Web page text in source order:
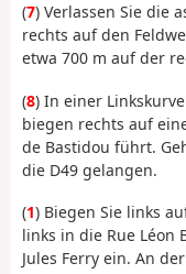
(7) Verlassen Sie die
rechts auf den
etwa 700 m auf der
(8) In einer
biegen rechts auf
de Bastidou führt.
die D49 gelangen.
(1) Biegen Sie links
links in die Rue Léon
Jules Ferry ein. An